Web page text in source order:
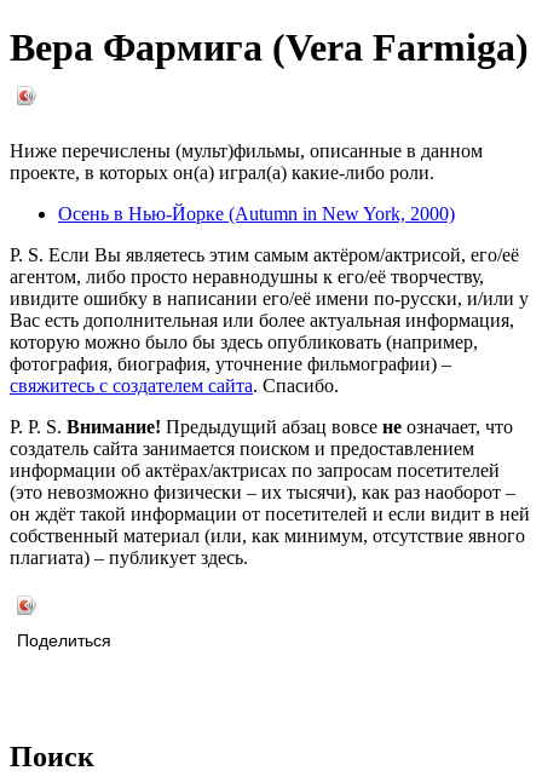
Вера Фармига (Vera Farmiga)
Ниже перечислены (мульт)фильмы, описанные в данном
проекте, в которых он(а) играл(а) какие-либо роли.
Осень в Нью-Йорке (Autumn in New York, 2000)
P. S. Если Вы являетесь этим самым актёром/актрисой, его/её
агентом, либо просто неравнодушны к его/её творчеству,
ивидите ошибку в написании его/её имени по-русски, и/или у
Вас есть дополнительная или более актуальная информация,
которую можно было бы здесь опубликовать (например,
фотография, биография, уточнение фильмографии) –
свяжитесь с создателем сайта. Спасибо.
P. P. S. Внимание! Предыдущий абзац вовсе не означает, что
создатель сайта занимается поиском и предоставлением
информации об актёрах/актрисах по запросам посетителей
(это невозможно физически – их тысячи), как раз наоборот –
он ждёт такой информации от посетителей и если видит в ней
собственный материал (или, как минимум, отсутствие явного
плагиата) – публикует здесь.
Поделиться
Поиск